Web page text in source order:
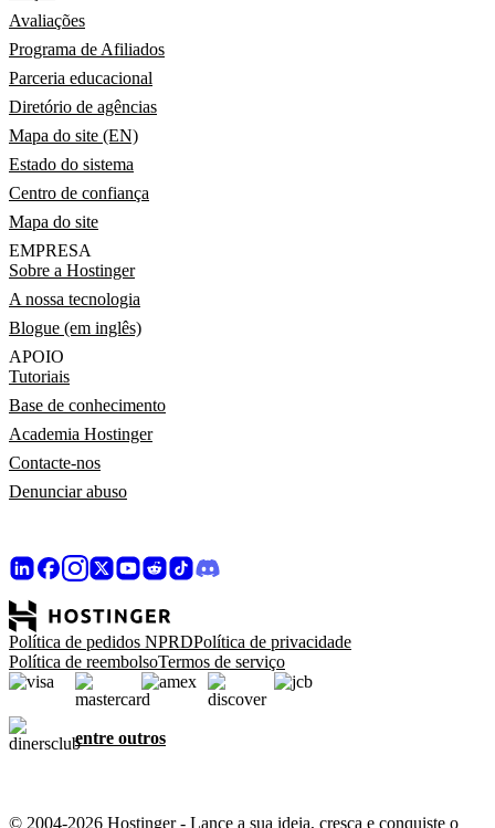
Avaliações
Programa de Afiliados
Parceria educacional
Diretório de agências
Mapa do site (EN)
Estado do sistema
Centro de confiança
Mapa do site
EMPRESA
Sobre a Hostinger
A nossa tecnologia
Blogue (em inglês)
APOIO
Tutoriais
Base de conhecimento
Academia Hostinger
Contacte-nos
Denunciar abuso
Política de pedidos NPRDPolítica de privacidade
Política de reembolsoTermos de serviço
entre outros
© 2004-2026 Hostinger - Lance a sua ideia, cresça e conquiste o